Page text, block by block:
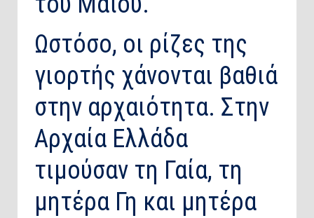
Ωστόσο, οι ρίζες της
γιορτής χάνονται βαθιά
στην αρχαιότητα. Στην
Αρχαία Ελλάδα
τιμούσαν τη Γαία, τη
μητέρα Γη και μητέρα